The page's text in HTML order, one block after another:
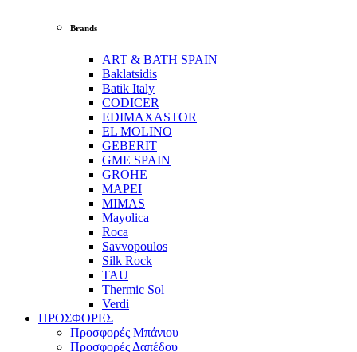
Brands
ART & BATH SPAIN
Baklatsidis
Batik Italy
CODICER
EDIMAXASTOR
EL MOLINO
GEBERIT
GME SPAIN
GROHE
MAPEI
MIMAS
Mayolica
Roca
Savvopoulos
Silk Rock
TAU
Thermic Sol
Verdi
ΠΡΟΣΦΟΡΕΣ
Προσφορές Μπάνιου
Προσφορές Δαπέδου